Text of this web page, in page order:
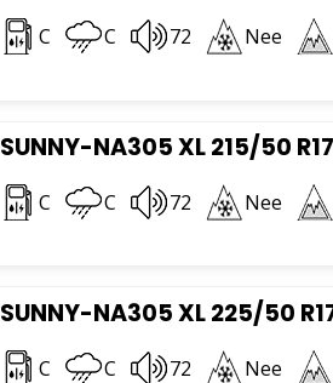
C C 72 Nee
SUNNY-NA305 XL 215/50
C C 72 Nee
SUNNY-NA305 XL 225/50
C C 72 Nee